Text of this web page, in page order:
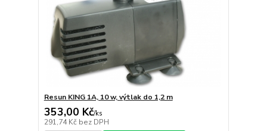
Resun KING 1A, 10 w, výtlak do 1,2 m
353,00 Kč/ks
291,74 Kč bez DPH